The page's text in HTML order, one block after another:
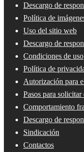
Descargo de
Política de
Uso del sitio web
Descargo de
Condiciones de uso
Política de
Autorización para
Pasos para
Comportamiento
Descargo de
Sindicación
Contactos